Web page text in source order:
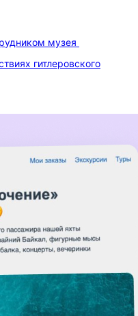
музея
гитлеровского